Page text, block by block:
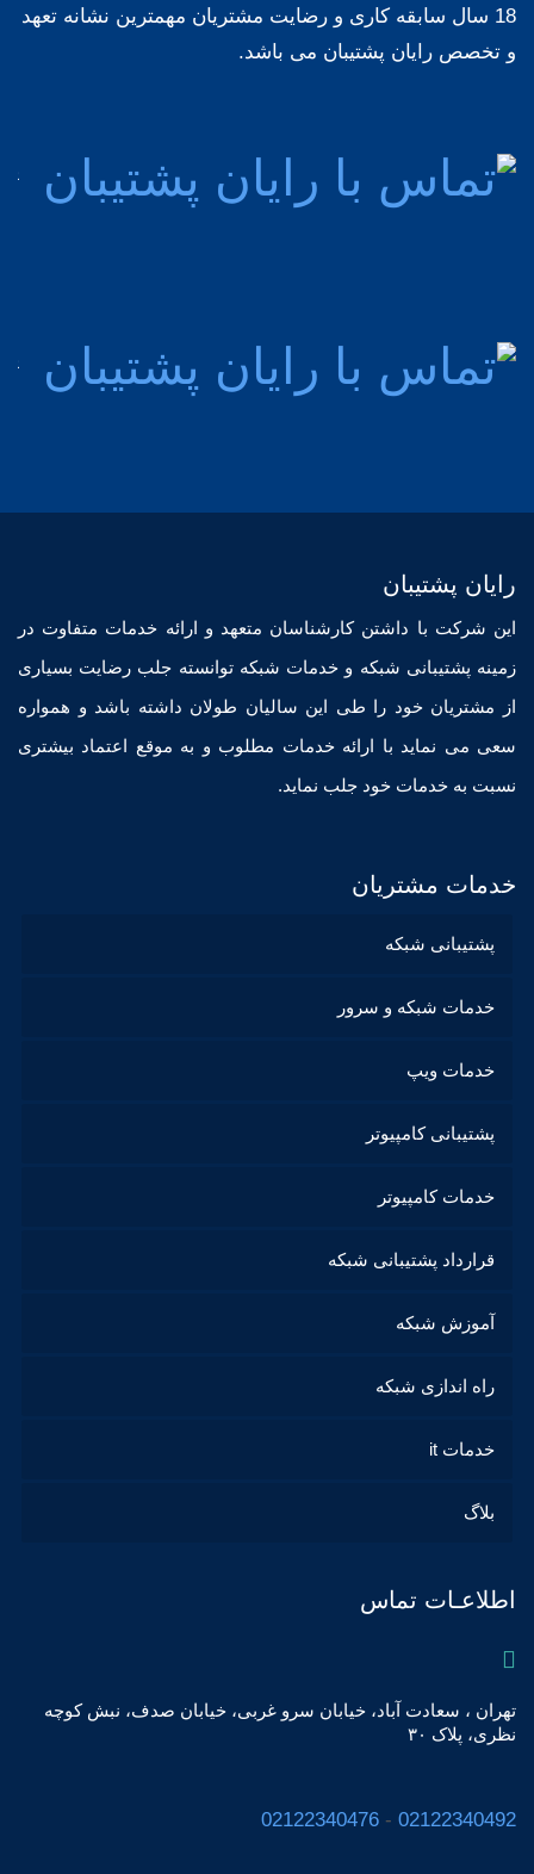
18 سال سابقه کاری و رضایت مشتریان مهمترین نشانه تعهد
و تخصص رایان پشتیبان می باشد.
رایان پشتیبان
این شرکت با داشتن کارشناسان متعهد و ارائه خدمات متفاوت در
زمینه پشتیبانی شبکه و خدمات شبکه توانسته جلب رضایت بسیاری
از مشتریان خود را طی این سالیان طولان داشته باشد و همواره
سعی می نماید با ارائه خدمات مطلوب و به موقع اعتماد بیشتری
نسبت به خدمات خود جلب نماید.
خدمات مشتریان
پشتیبانی شبکه
خدمات شبکه و سرور
خدمات ویپ
پشتیبانی کامپیوتر
خدمات کامپیوتر
قرارداد پشتیبانی شبکه
آموزش شبکه
راه اندازی شبکه
خدمات it
بلاگ
اطلاعـات تماس
تهران ، سعادت آباد، خیابان سرو غربی، خیابان صدف، نبش کوچه
نظری، پلاک ٣٠
02122340492
-
02122340476